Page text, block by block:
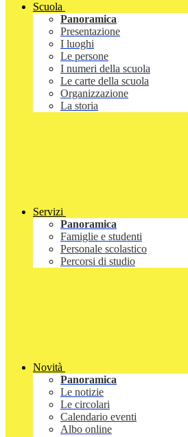
Scuola
Panoramica
Presentazione
I luoghi
Le persone
I numeri della scuola
Le carte della scuola
Organizzazione
La storia
Servizi
Panoramica
Famiglie e studenti
Personale scolastico
Percorsi di studio
Novità
Panoramica
Le notizie
Le circolari
Calendario eventi
Albo online